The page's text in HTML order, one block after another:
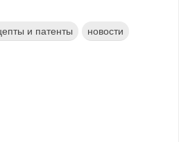
и патенты новости